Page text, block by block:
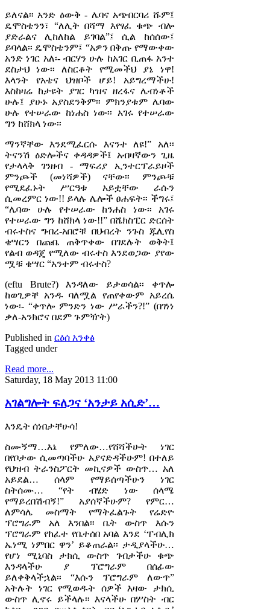
ይለናል፡፡ አንድ ዕውቅ - ሌባና አጭበርባሪ ሹም፤
ዴሞስቴንን፣ “ለሊት በሻማ እየፃፈ ቁጭ ብሎ
ያድራልና ሊከለከል ይገባል”፤ ሲል ከሰሰው፤
ይባላል፡፡ ዴሞስቴንም፤ “አዎን በቅጡ የማውቀው
አንድ ነገር አለ፡- ብርሃን ሁሉ ከአገር ቢጠፋ አንተ
ደስታህ ነው፡፡ ለስርቆት የሚመችህ ያኔ ነዋ!
እላንት የአቴና ህዝቦች ሆይ! አይግረማችሁ!
እስከዛሬ ከታዩት ያገር ካዝና ዘረፋና ሌብነቶች
ሁሉ፤ ያሁኑ አያስደንቅም፡፡ ምክንያቱም ሌባው
ሁሉ የተሠራው ከነሐስ ነው፡፡ አገሩ የተሠራው
ግን ከሸክላ ነው፡፡
ማንኛቸው እንደሚፈርሱ እናንተ ለዩ!” አለ፡፡
ትናንሽ ዕድሎችና ቀዳዳዎች፤ አብዛኛውን ጊዜ
የታላላቅ ገንዘብ - ማፍሪያ ኢንተርፕራይዞች
ምንጮች (መነሻዎች) ናቸው፡፡ ምንጮቹ
የሚደፈኑት ሥርዓቱ አይቷቸው ራሱን
ሲመረምር ነው!! ይላሉ ሌሎች ፀሐፍት፡፡ ችግሩ፤
“ሌባው ሁሉ የተሠራው ከንሐስ ነው፡፡ አገሩ
የተሠራው ግን ከሸክላ ነው!!” በሼክስፒር ድርሰት
ብሩተስና ግብረ-አበሮቹ በህብረት ንጉስ ጁሊየስ
ቄሣርን በጩቤ ጠቅጥቀው በገደሉት ወቅት፤
የልብ ወዳጄ የሚለው ብሩተስ እንደወጋው ያየው
ሟቹ ቄሣር “አንተም ብሩተስ?
(eftu Brute?) እንዳለው ይታወሳል፡፡ ቀጥሎ
ከወጊዎቸ አንዱ ባለሟል የጠየቀውም አይረሴ
ነው፡- “ቀጥሎ ምንድን ነው ሥራችን?!” (በገነነ
ቃለ-አንክሮና በደም ጉምዥት)
Published in ርዕሰ አንቀፅ
Tagged under
Read more...
Saturday, 18 May 2013 11:00
አገልግሎት ፍለጋና ‘አንታይ አሲድ’…
እንዴት ሰነበታቸሁሳ!
ስሙኝማ…እኔ የምለው…የሸሻችሁት ነገር
በየቦታው ሲመጣባችሁ አያናድዳችሁም! በተለይ
የህዝብ ትራንስፖርት መኪናዎች ውስጥ… አለ
አይደል… ሰላም የማይሰጣችሁን ነገር
ስትሰሙ… “የት ብሄድ ነው ሰላሜ
የማይረበሽብኝ!” አያሰኛችሁም? የምር…
ለምሳሌ መስማት የማትፈልጉት የሬድዮ
ፕሮግራም አለ እንበል፡፡ ቤት ውስጥ እሱን
ፕሮግራም የከፈተ የቤተሰበ አባል እንደ ‘ፐብሊክ
ኤነሚ ነምበር ዋን’ ይቆጠራል፡፡ ታዲያላችሁ…
የሆነ ሚኒባስ ታክሲ ውስጥ ገብታችሁ ቁጭ
እንዳላችሁ ያ ፕሮግራም በሰፊው
ይለቀቅላችኋል፡፡ “እሱን ፕሮግራም ለውጥ”
አትሉት ነገር የሚወዱት ሰዎች እዛው ታክሲ
ውስጥ ሊኖሩ ይችላሉ፡፡ እናላችሁ በሦስት ብር